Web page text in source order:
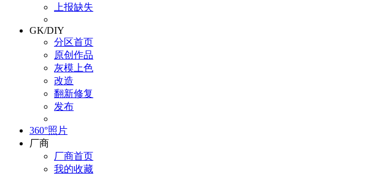
上报缺失
GK/DIY
分区首页
原创作品
灰模上色
改造
翻新修复
发布
360°照片
厂商
厂商首页
我的收藏